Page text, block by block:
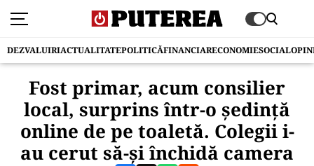
DEZVALUIRIACTUALITATEPOLITICĂFINANCIARECONOMIESOCIAL
Fost primar, acum consilier
local, surprins într-o ședință
online de pe toaletă. Colegii i-
au cerut să-și închidă camera